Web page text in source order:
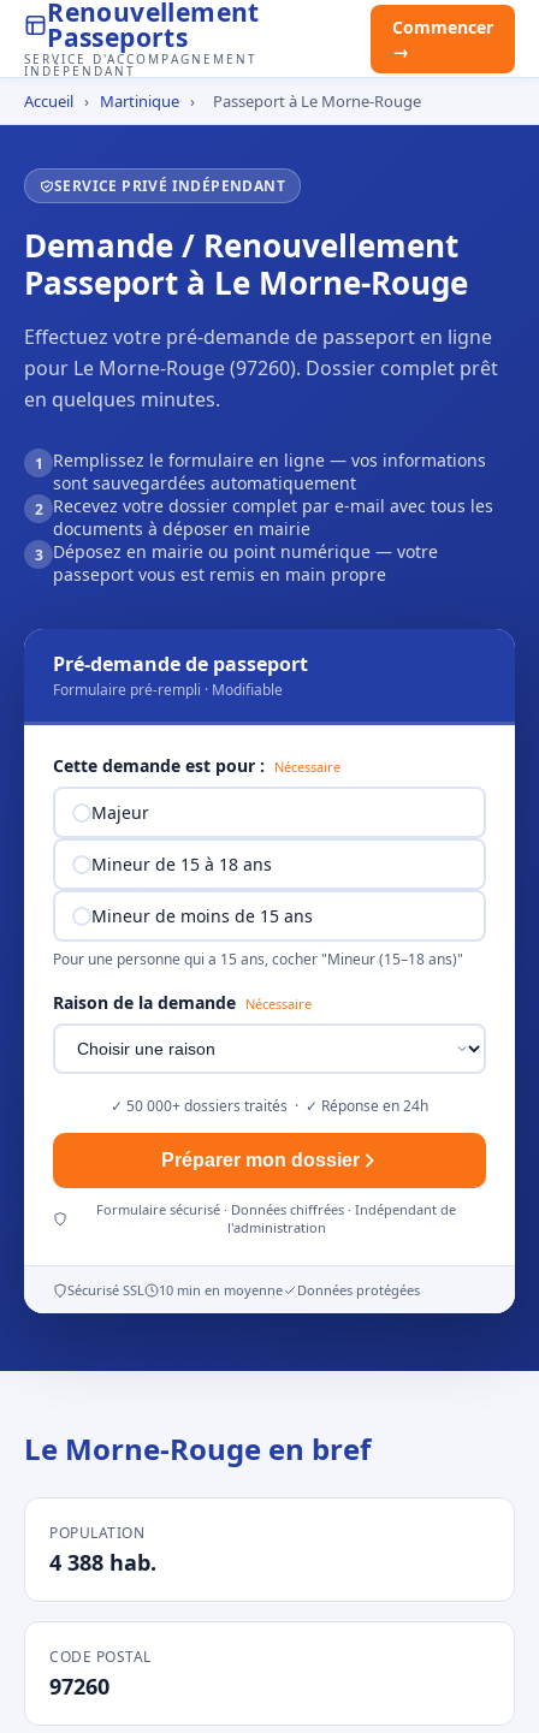
Renouvellement
Passeports
SERVICE D'ACCOMPAGNEMENT
INDÉPENDANT
Commencer
→
Accueil › Martinique › Passeport à Le Morne-Rouge
SERVICE PRIVÉ INDÉPENDANT
Demande / Renouvellement
Passeport à Le Morne-Rouge
Effectuez votre pré-demande de passeport en ligne
pour Le Morne-Rouge (97260). Dossier complet prêt
en quelques minutes.
1
Remplissez le formulaire en ligne — vos informations
sont sauvegardées automatiquement
2 Recevez votre dossier complet par e-mail avec tous les
documents à déposer en mairie
3 Déposez en mairie ou point numérique — votre
passeport vous est remis en main propre
Pré-demande de passeport
Formulaire pré-rempli · Modifiable
Cette demande est pour : Nécessaire
Majeur
Mineur de 15 à 18 ans
Mineur de moins de 15 ans
Pour une personne qui a 15 ans, cocher "Mineur (15–18 ans)"
Raison de la demande Nécessaire
✓ 50 000+ dossiers traités · ✓ Réponse en 24h
Préparer mon dossier
Formulaire sécurisé · Données chiffrées · Indépendant de
l'administration
Sécurisé SSL 10 min en moyenne Données protégées
Le Morne-Rouge en bref
POPULATION
4 388 hab.
CODE POSTAL
97260